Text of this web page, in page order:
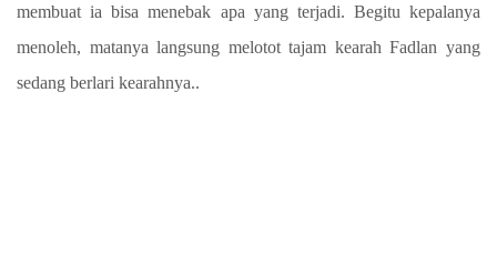
membuat ia bisa menebak apa yang terjadi. Begitu kepalanya
menoleh, matanya langsung melotot tajam kearah Fadlan yang
sedang berlari kearahnya..